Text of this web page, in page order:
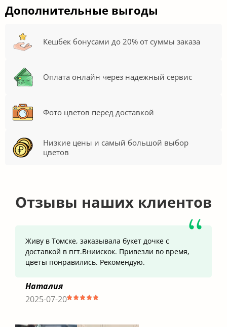
Дополнительные выгоды
Кешбек бонусами до 20% от суммы заказа
Оплата онлайн через надежный сервис
Фото цветов перед доставкой
Низкие цены и самый большой выбор
цветов
Отзывы наших клиентов
Живу в Томске, заказывала букет дочке с
доставкой в пгт.Вниискок. Привезли во время,
цветы понравились. Рекомендую.
Наталия
2025-07-20